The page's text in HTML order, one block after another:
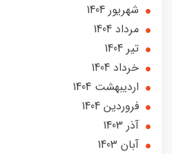
شهریور 1404
مرداد 1404
تير 1404
خرداد 1404
ارديبهشت 1404
فروردین 1404
آذر 1403
آبان 1403